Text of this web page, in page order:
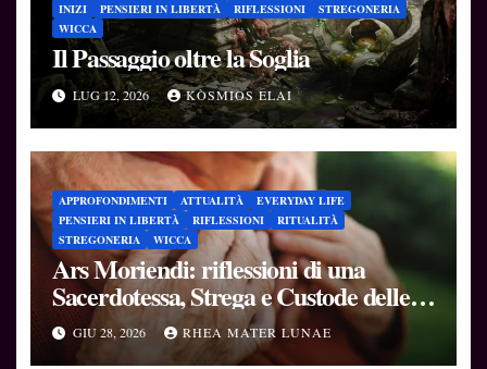
INIZI PENSIERI IN LIBERTÀ RIFLESSIONI
STREGONERIA
WICCA
Il Passaggio oltre la Soglia
LUG 12, 2026 KÒSMIOS ELAI
APPROFONDIMENTI ATTUALITÀ
EVERYDAY LIFE
PENSIERI IN LIBERTÀ
RIFLESSIONI
RITUALITÀ
STREGONERIA
WICCA
Ars Moriendi: riflessioni di una
Sacerdotessa, Strega e Custode delle
Soglie
GIU 28, 2026 RHEA MATER LUNAE